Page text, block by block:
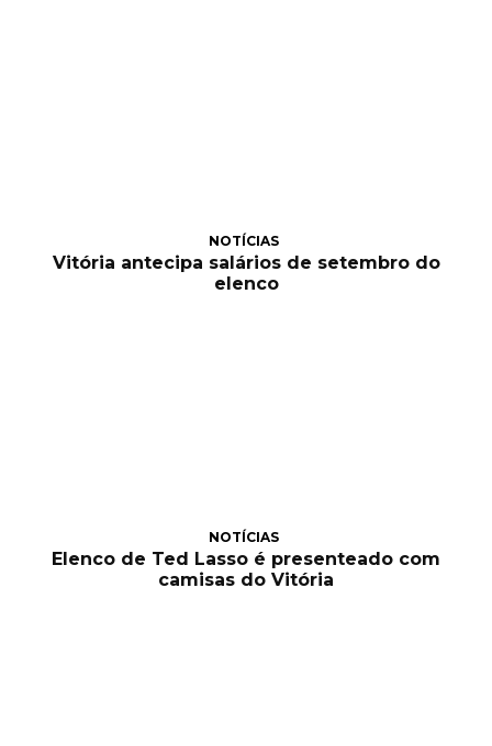
NOTÍCIAS
Vitória antecipa salários de setembro do
elenco
NOTÍCIAS
Elenco de Ted Lasso é presenteado com
camisas do Vitória